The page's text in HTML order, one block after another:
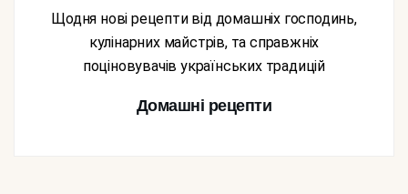
Щодня нові рецепти від домашніх господинь,
кулінарних майстрів, та справжніх
поціновувачів українських традицій
Домашні рецепти